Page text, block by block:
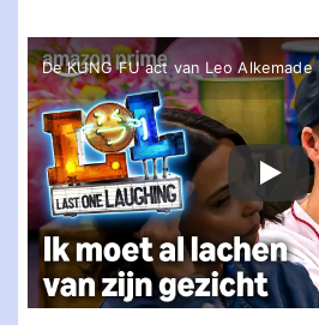
De KUNG FU act van Leo Alkemade